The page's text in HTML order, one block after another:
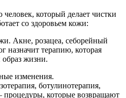
который делает чистки
со здоровьем кожи:
Акне, розацеа, себорейный
назначит терапию, которая
жизни.
изменения.
ботулинотерапия,
процедуры, которые возвращают